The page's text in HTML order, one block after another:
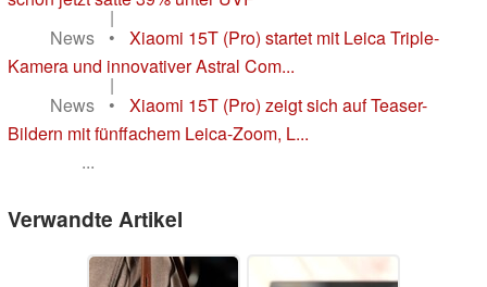
|
News
•
Xiaomi 15T (Pro) startet mit Leica Triple-
Kamera und innovativer Astral Com...
|
News
•
Xiaomi 15T (Pro) zeigt sich auf Teaser-
Bildern mit fünffachem Leica-Zoom, L...
...
Verwandte Artikel